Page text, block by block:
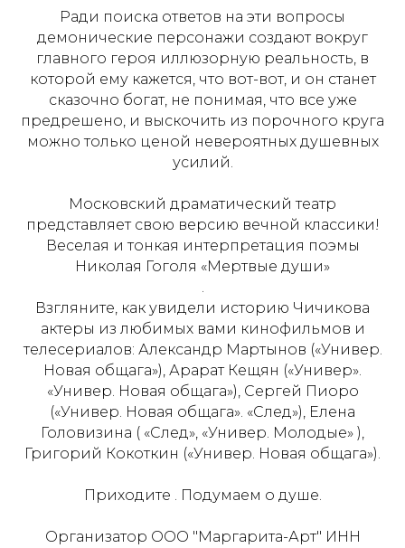
Ради поиска ответов на эти вопросы
демонические персонажи создают вокруг
главного героя иллюзорную реальность, в
которой ему кажется, что вот-вот, и он станет
сказочно богат, не понимая, что все уже
предрешено, и выскочить из порочного круга
можно только ценой невероятных душевных
усилий.
Московский драматический театр
представляет свою версию вечной классики!
Веселая и тонкая интерпретация поэмы
Николая Гоголя «Мертвые души»
.
Взгляните, как увидели историю Чичикова
актеры из любимых вами кинофильмов и
телесериалов: Александр Мартынов («Универ.
Новая общага»), Арарат Кещян («Универ».
«Универ. Новая общага»), Сергей Пиоро
(«Универ. Новая общага». «След»), Елена
Головизина ( «След», «Универ. Молодые» ),
Григорий Кокоткин («Универ. Новая общага»).
Приходите . Подумаем о душе.
Организатор ООО "Маргарита-Арт" ИНН